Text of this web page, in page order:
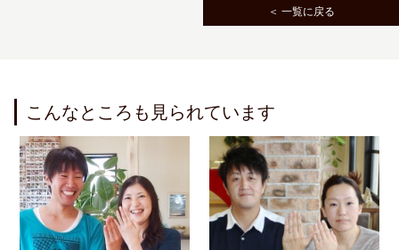
＜ 一覧に戻る
こんなところも見られています